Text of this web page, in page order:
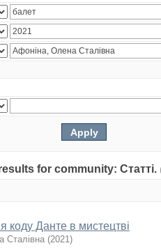
for community: Статті.
коду Данте в мистецтві
Сталівна (2021)